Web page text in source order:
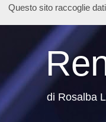
di Rosalba
Questo sito raccoglie